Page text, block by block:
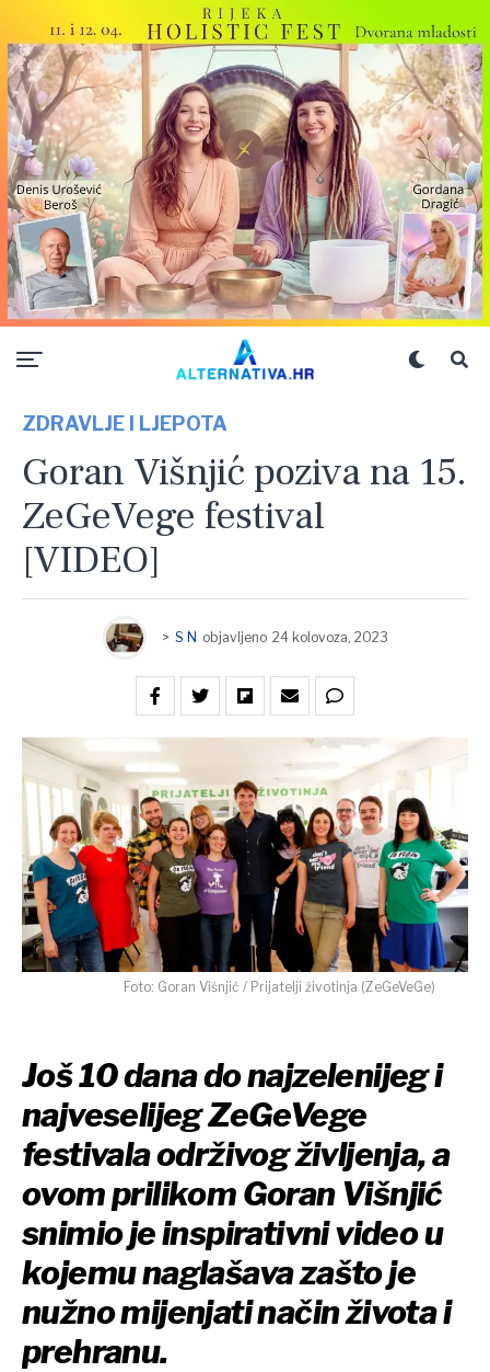
ZDRAVLJE I LJEPOTA
Goran Višnjić poziva na 15.
ZeGeVege festival
[VIDEO]
> S N objavljeno 24 kolovoza, 2023
Foto: Goran Višnjić / Prijatelji životinja (ZeGeVeGe)
Još 10 dana do najzelenijeg i
najveselijeg ZeGeVege
festivala održivog življenja, a
ovom prilikom Goran Višnjić
snimio je inspirativni video u
kojemu naglašava zašto je
nužno mijenjati način života i
prehranu.